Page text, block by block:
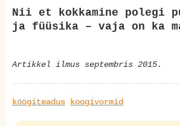
Nii et kokkamine polegi
ja füüsika – vaja on ka
Artikkel ilmus septembris 2015.
köögiteadus koogivormid